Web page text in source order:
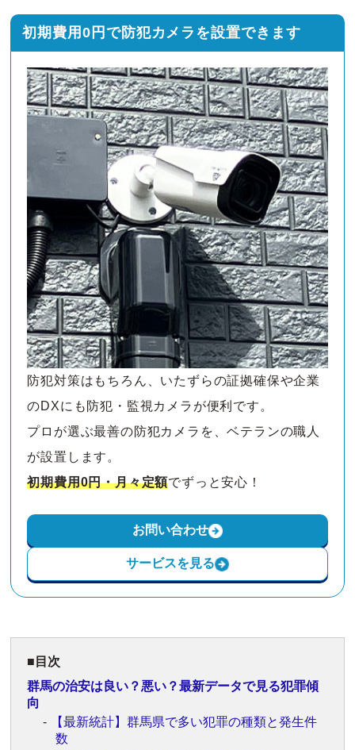
初期費用0円で防犯カメラを設置できます
防犯対策はもちろん、いたずらの証拠確保や企業
のDXにも防犯・監視カメラが便利です。
プロが選ぶ最善の防犯カメラを、ベテランの職人
が設置します。
初期費用0円・月々定額でずっと安心！
お問い合わせ
サービスを見る
目次
群馬の治安は良い？悪い？最新データで見る犯罪傾
向
【最新統計】群馬県で多い犯罪の種類と発生件
数